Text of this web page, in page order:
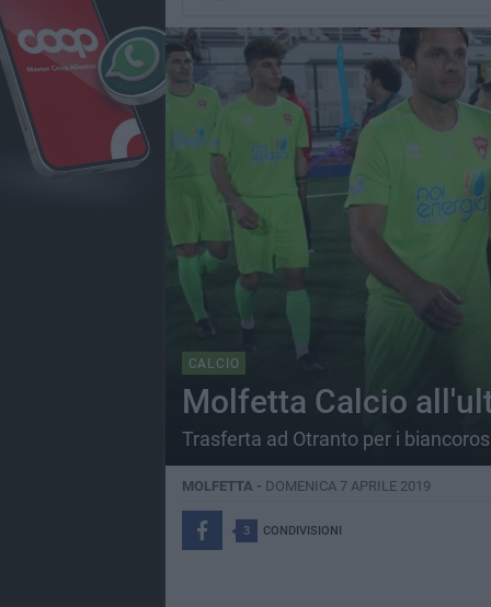
CALCIO
Molfetta Calcio
Trasferta ad Otranto per i
MOLFETTA - DOMENICA 7 APRILE 2019
3 CONDIVISIONI